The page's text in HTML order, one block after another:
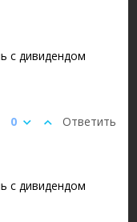
с дивидендом
Ответить
0
с дивидендом